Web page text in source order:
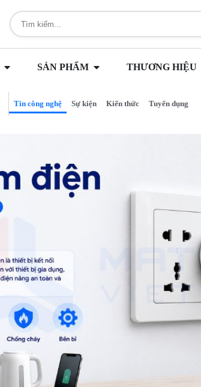
SẢN PHẨM THƯƠNG HIỆU
Tin công nghệ Sự kiện Kiến thức Tuyển dụng